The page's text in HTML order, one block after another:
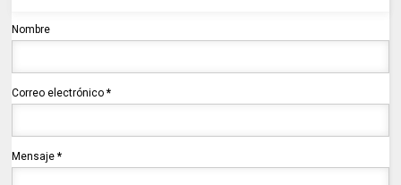
Nombre
Correo electrónico*
Mensaje*